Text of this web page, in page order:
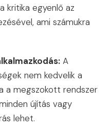
kritika egyenlő az
ami számukra
A
nem kedvelik a
a megszokott rendszer
újítás vagy
lehet.